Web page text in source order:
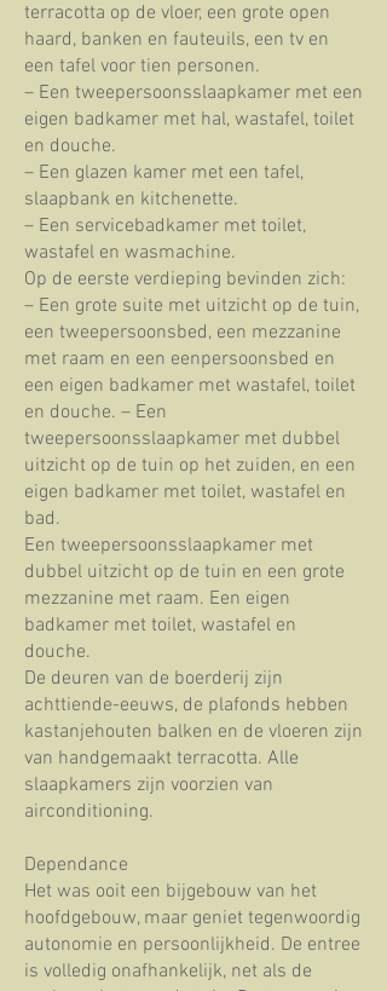
terracotta op de vloer, een grote open
haard, banken en fauteuils, een tv en
een tafel voor tien personen.
– Een tweepersoonsslaapkamer met een
eigen badkamer met hal, wastafel, toilet
en douche.
– Een glazen kamer met een tafel,
slaapbank en kitchenette.
– Een servicebadkamer met toilet,
wastafel en wasmachine.
Op de eerste verdieping bevinden zich:
– Een grote suite met uitzicht op de tuin,
een tweepersoonsbed, een mezzanine
met raam en een eenpersoonsbed en
een eigen badkamer met wastafel, toilet
en douche. – Een
tweepersoonsslaapkamer met dubbel
uitzicht op de tuin op het zuiden, en een
eigen badkamer met toilet, wastafel en
bad.
Een tweepersoonsslaapkamer met
dubbel uitzicht op de tuin en een grote
mezzanine met raam. Een eigen
badkamer met toilet, wastafel en
douche.
De deuren van de boerderij zijn
achttiende-eeuws, de plafonds hebben
kastanjehouten balken en de vloeren zijn
van handgemaakt terracotta. Alle
slaapkamers zijn voorzien van
airconditioning.
Dependance
Het was ooit een bijgebouw van het
hoofdgebouw, maar geniet tegenwoordig
autonomie en persoonlijkheid. De entree
is volledig onafhankelijk, net als de